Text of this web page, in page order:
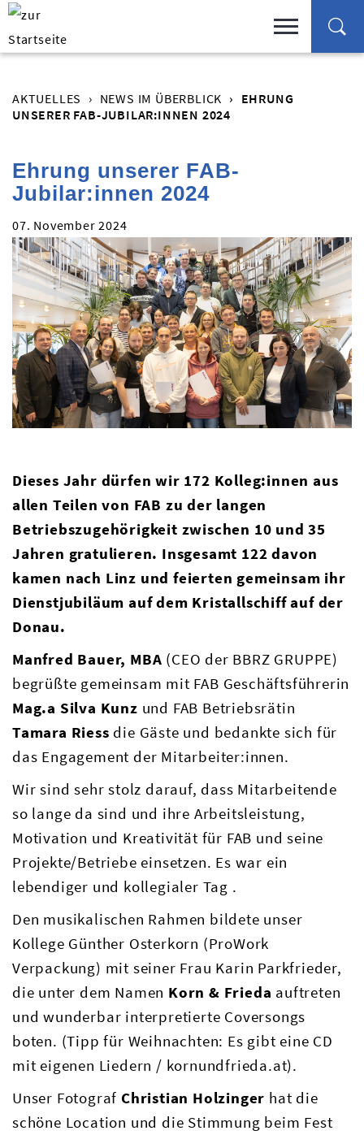
AKTUELLES NEWS IM ÜBERBLICK
EHRUNG
UNSERER FAB-JUBILAR:INNEN 2024
Ehrung unserer FAB-
Jubilar:innen 2024
07. November 2024
Dieses Jahr dürfen wir 172 Kolleg:innen aus
allen Teilen von FAB zu der langen
Betriebszugehörigkeit zwischen 10 und 35
Jahren gratulieren. Insgesamt 122 davon
kamen nach Linz und feierten gemeinsam ihr
Dienstjubiläumauf dem Kristallschiff auf der
Donau.
Manfred Bauer, MBA (CEO der BBRZ GRUPPE)
begrüßte gemeinsam mit FAB Geschäftsführerin
Mag.a Silva Kunz und FAB Betriebsrätin
Tamara Riess die Gäste und bedankte sich für
das Engagement der Mitarbeiter:innen.
Wir sind sehr stolz darauf, dass Mitarbeitende
so lange da sind und ihre Arbeitsleistung,
Motivation und Kreativität für FAB und seine
Projekte/Betriebe einsetzen. Es war ein
lebendiger und kollegialer Tag .
Den musikalischen Rahmen bildete unser
Kollege Günther Osterkorn (ProWork
Verpackung) mit seiner Frau Karin Parkfrieder,
die unter dem Namen Korn & Frieda auftreten
und wunderbar interpretierte Coversongs
boten. (Tipp für Weihnachten: Es gibt eine CD
mit eigenen Liedern / kornundfrieda.at).
Unser Fotograf Christian Holzinger hat die
schöne Location und die Stimmung beim Fest